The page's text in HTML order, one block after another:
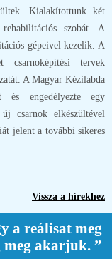
Kialakítottunk két
szobát. A
gépeivel kezelik. A
csarnoképítési tervek
A Magyar Kézilabda
és engedélyezte egy
csarnok elkészültével
jelent a további sikeres
Vissza a hírekhez
a reálisat meg
akarjuk. ”